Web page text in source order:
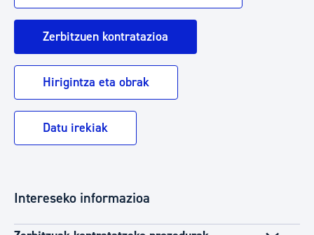
Zerbitzuen kontratazioa
Hirigintza eta obrak
Datu irekiak
Intereseko informazioa